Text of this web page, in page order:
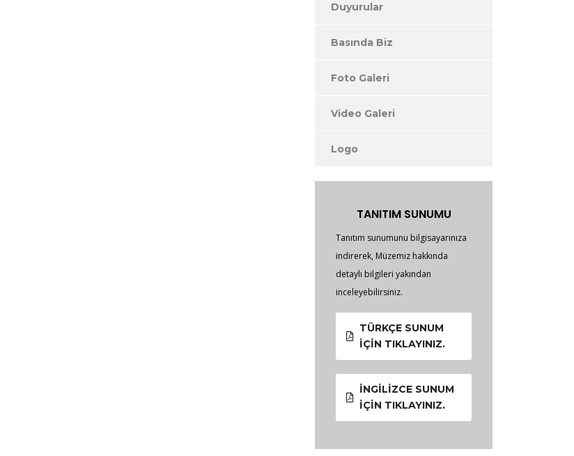
Duyurular
Basında Biz
Foto Galeri
Video Galeri
Logo
TANITIM SUNUMU
Tanıtım sunumunu bilgisayarınıza
indirerek, Müzemiz hakkında
detaylı bilgileri yakından
inceleyebilirsiniz.
TÜRKÇE SUNUM
İÇIN TIKLAYINIZ.
İNGILIZCE SUNUM
İÇIN TIKLAYINIZ.